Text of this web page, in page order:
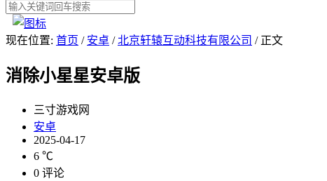
现在位置: 首页 / 安卓 /北京轩辕互动科技有限公司 / 正文
消除小星星安卓版
三寸游戏网
安卓
2025-04-17
6 ℃
0 评论